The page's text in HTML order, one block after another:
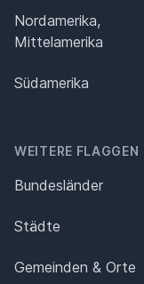
Nordamerika,
Mittelamerika
Südamerika
WEITERE FLAGGEN
Bundesländer
Städte
Gemeinden & Orte